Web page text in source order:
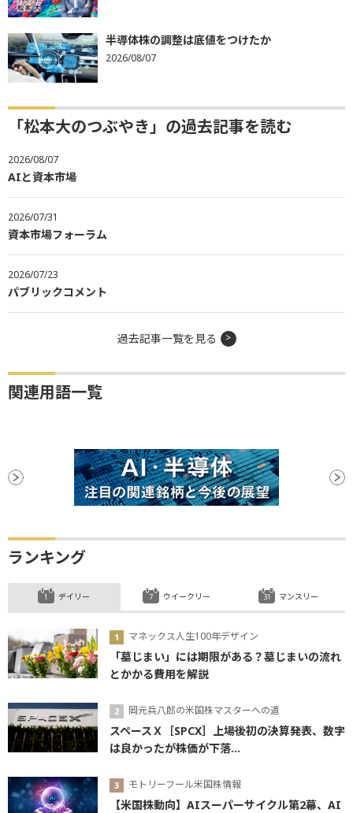
半導体株の調整は底値をつけたか
2026/08/07
「松本大のつぶやき」の過去記事を読む
2026/08/07
AIと資本市場
2026/07/31
資本市場フォーラム
2026/07/23
パブリックコメント
過去記事一覧を見る
関連用語一覧
ランキング
デイリー
マネックス人生100年デザイン
「墓じまい」には期限がある？墓じまいの流れ
とかかる費用を解説
岡元兵八郎の米国株マスターへの道
スペースＸ［SPCX］上場後初の決算発表、数字
は良かったが株価が下落...
モトリーフール米国株情報
【米国株動向】AIスーパーサイクル第2幕、AI
ウイークリー マンスリー